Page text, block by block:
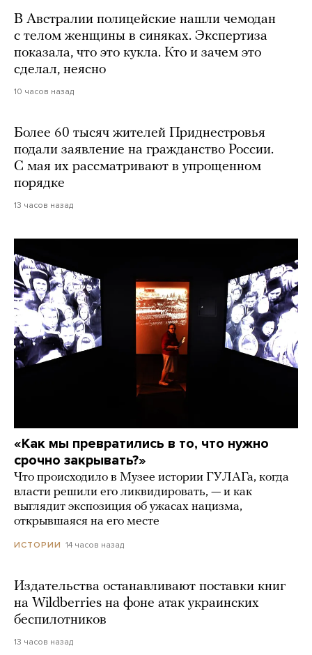
В Австралии полицейские нашли чемодан
с телом женщины в синяках. Экспертиза
показала, что это кукла. Кто и зачем это
сделал, неясно
10 часов назад
Более 60 тысяч жителей Приднестровья
подали заявление на гражданство России.
С мая их рассматривают в упрощенном
порядке
13 часов назад
«Как мы превратились в то, что нужно
срочно закрывать?»
Что происходило в Музее истории ГУЛАГа, когда
власти решили его ликвидировать, — и как
выглядит экспозиция об ужасах нацизма,
открывшаяся на его месте
ИСТОРИИ 14 часов назад
Издательства останавливают поставки книг
на Wildberries на фоне атак украинских
беспилотников
13 часов назад